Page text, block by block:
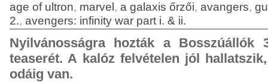
age of ultron, marvel , a galaxis őrzői, avangers,
2., avengers: infinity war part i. & ii.
Nyilvánosságra hozták a Bosszúállók
teaserét. A kalóz felvételen jól
odáig van.